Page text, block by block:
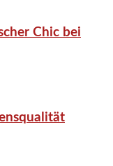
Chic bei